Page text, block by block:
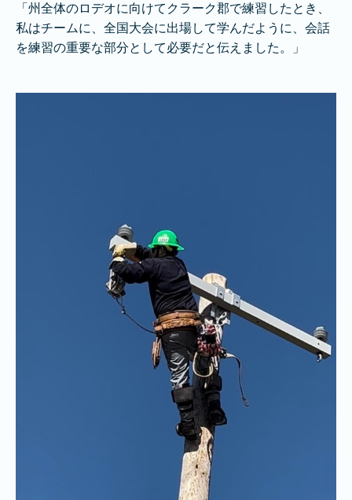
「州全体のロデオに向けてクラーク郡で練習したとき、
私はチームに、全国大会に出場して学んだように、会話
を練習の重要な部分として必要だと伝えました。」